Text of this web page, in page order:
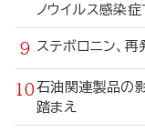
ノウイルス感染症
ステボロニン、
石油関連製品の
踏まえ